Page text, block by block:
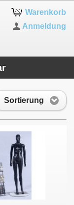
Warenkorb
Anmeldung
Sortierung